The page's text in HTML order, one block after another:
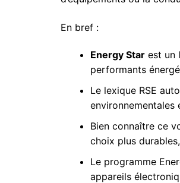
En bref :
Energy Star est un
performants
Le lexique RSE
environnementales
Bien connaître ce
choix plus
Le programme
appareils